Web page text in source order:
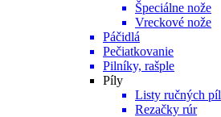
Špeciálne nože
Vreckové nože
Páčidlá
Pečiatkovanie
Pilníky, rašple
Píly
Listy ručných píl
Rezačky rúr